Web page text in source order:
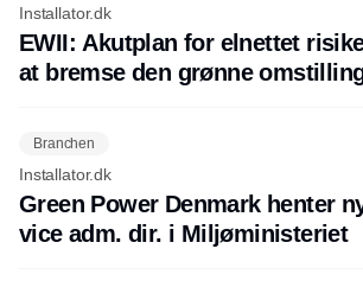
Installator.dk
EWII: Akutplan for elnettet
at bremse den grønne
Branchen
Installator.dk
Green Power Denmark henter
vice adm. dir. i Miljøministeriet